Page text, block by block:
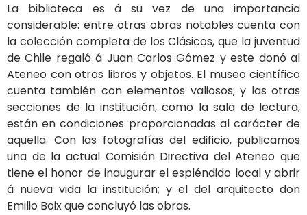
La biblioteca es á su vez de una importancia
considerable: entre otras obras notables cuenta con
la colección completa de los Clásicos, que la juventud
de Chile regaló á Juan Carlos Gómez y este donó al
Ateneo con otros libros y objetos. El museo científico
cuenta también con elementos valiosos; y las otras
secciones de la institución, como la sala de lectura,
están en condiciones proporcionadas al carácter de
aquella. Con las fotografías del edificio, publicamos
una de la actual Comisión Directiva del Ateneo que
tiene el honor de inaugurar el espléndido local y abrir
á nueva vida la institución; y el del arquitecto don
Emilio Boix que concluyó las obras.